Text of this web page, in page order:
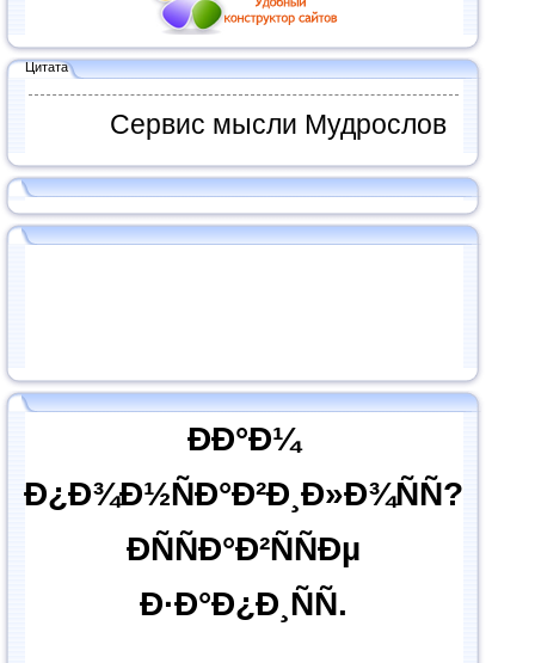
Цитата
Сервис мысли Мудрослов
ÐÐ°Ð¼
Ð¿Ð¾Ð½ÑÐ°Ð²Ð¸Ð»Ð¾ÑÑ?
ÐÑÑÐ°Ð²ÑÑÐµ
Ð·Ð°Ð¿Ð¸ÑÑ.